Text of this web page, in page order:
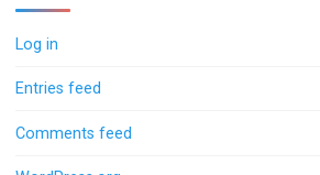
Log in
Entries feed
Comments feed